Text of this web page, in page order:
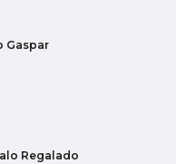
Gaspar
Regalado